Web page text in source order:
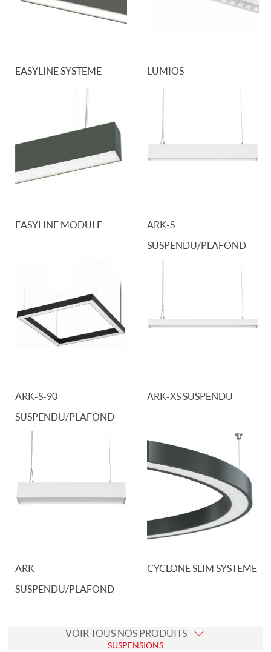
EASYLINE SYSTEME LUMIOS
EASYLINE MODULE
ARK-S
SUSPENDU/PLAFOND
ARK-S-90
SUSPENDU/PLAFOND
ARK-XS SUSPENDU
ARK
SUSPENDU/PLAFOND
CYCLONE SLIM SYSTEME
VOIR TOUS NOS PRODUITS
SUSPENSIONS